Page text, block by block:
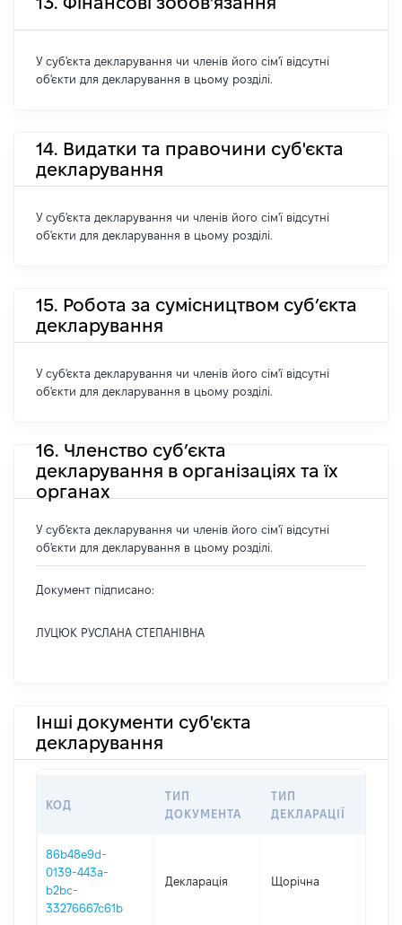
У суб'єкта декларування чи членів його сім'ї відсутні
об'єкти для декларування в цьому розділі.
14. Видатки та правочини суб'єкта
декларування
У суб'єкта декларування чи членів його сім'ї відсутні
об'єкти для декларування в цьому розділі.
15. Робота за сумісництвом суб’єкта
декларування
У суб'єкта декларування чи членів його сім'ї відсутні
об'єкти для декларування в цьому розділі.
16. Членство суб’єкта
декларування в організаціях та їх
органах
У суб'єкта декларування чи членів його сім'ї відсутні
об'єкти для декларування в цьому розділі.
Документ підписано:
ЛУЦЮК РУСЛАНА СТЕПАНІВНА
Інші документи суб'єкта
декларування
КОД
ТИП
ДОКУМЕНТА
ТИП
ДЕКЛАРАЦІЇ
86b48e9d-
0139-443a-
b2bc-
33276667c61b
Декларація Щорічна